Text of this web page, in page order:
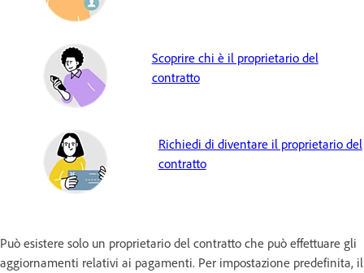
Scoprire chi è il proprietario del
contratto
Richiedi di diventare il proprietario del
contratto
Può esistere solo un proprietario del contratto che può effettuare gli
aggiornamenti relativi ai pagamenti. Per impostazione predefinita, il